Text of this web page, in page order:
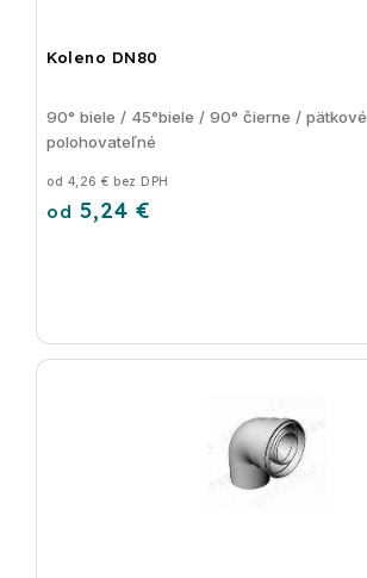
Koleno DN80
od 4,26 € bez DPH
od 5,24 €
90° biele / 45°biele / 90° čierne / pätkové
polohovateľné